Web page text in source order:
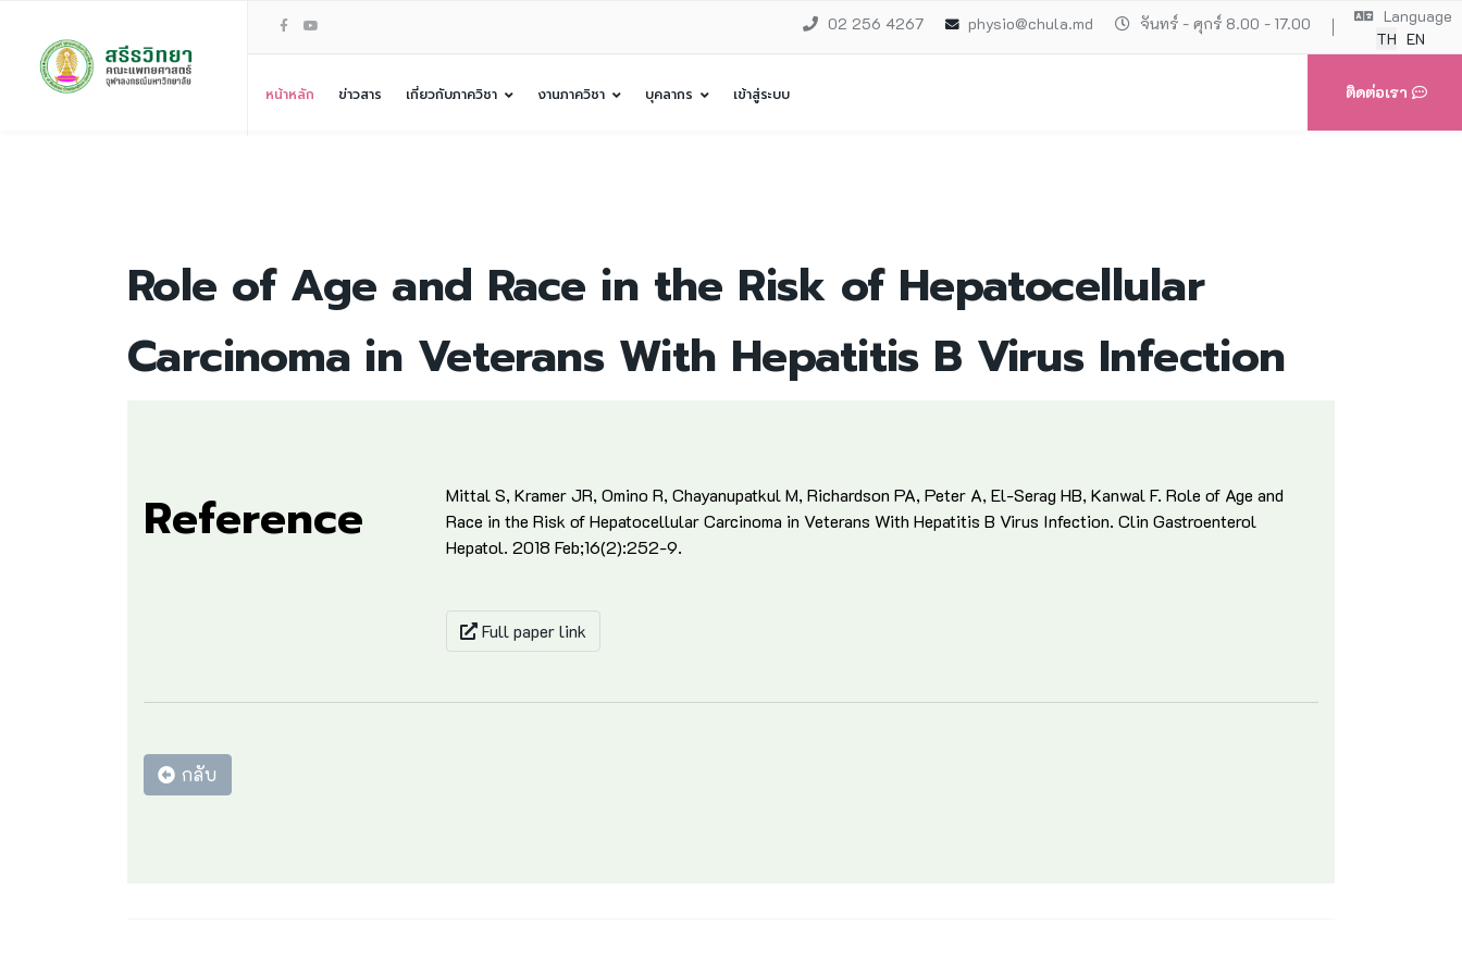
Language
TH EN
02 256 4267 physio@chula.md จันทร์ - ศุกร์ 8.00 - 17.00
ติดต่อเรา
หน้าหลัก ข่าวสาร เกี่ยวกับภาควิชา งานภาควิชา บุคลากร เข้าสู่ระบบ
Role of Age and Race in the Risk of Hepatocellular
Carcinoma in Veterans With Hepatitis B Virus Infection
Reference
Mittal S, Kramer JR, Omino R, Chayanupatkul M, Richardson PA, Peter A, El-Serag HB, Kanwal F. Role of Age and
Race in the Risk of Hepatocellular Carcinoma in Veterans With Hepatitis B Virus Infection. Clin Gastroenterol
Hepatol. 2018 Feb;16(2):252-9.
Full paper link
กลับ